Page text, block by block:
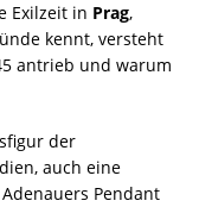
Exilzeit in Prag,
kennt, versteht
antrieb und warum
der
auch eine
Pendant